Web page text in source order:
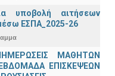
υποβολή αιτήσεων
ΕΣΠΑ_2025-26
ΜΑΘΗΤΩΝ
ΕΠΙΣΚΕΨΕΩΝ